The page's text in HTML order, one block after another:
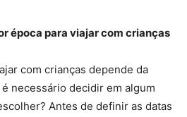
época para viajar com crianças
com crianças depende da
necessário decidir em algum
Antes de definir as datas